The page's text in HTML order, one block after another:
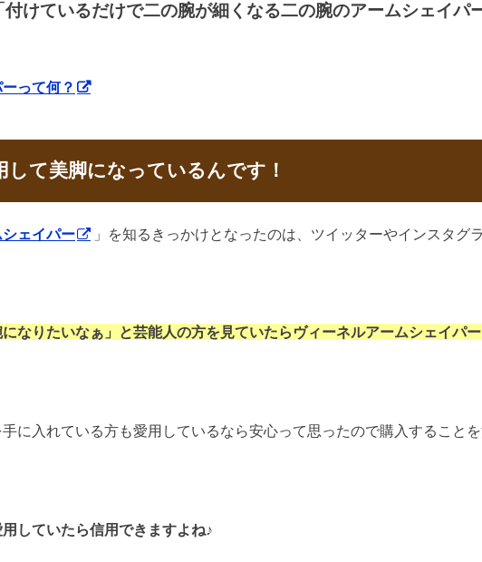
付けているだけで二の腕が細くなる二の腕のアームシェイパ
って何？
して美脚になっているんです！
ェイパー 」を知るきっかけとなったのは、ツイッターやインスタグ
になりたいなぁ」と芸能人の方を見ていたらヴィーネルアームシェイパ
に入れている方も愛用しているなら安心って思ったので購入すること
していたら信用できますよね♪